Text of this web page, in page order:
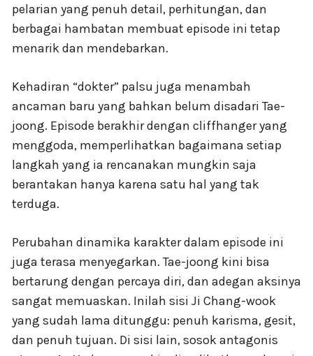
pelarian yang penuh detail, perhitungan, dan
berbagai hambatan membuat episode ini tetap
menarik dan mendebarkan.
Kehadiran “dokter” palsu juga menambah
ancaman baru yang bahkan belum disadari Tae-
joong. Episode berakhir dengan cliffhanger yang
menggoda, memperlihatkan bagaimana setiap
langkah yang ia rencanakan mungkin saja
berantakan hanya karena satu hal yang tak
terduga.
Perubahan dinamika karakter dalam episode ini
juga terasa menyegarkan. Tae-joong kini bisa
bertarung dengan percaya diri, dan adegan aksinya
sangat memuaskan. Inilah sisi Ji Chang-wook
yang sudah lama ditunggu: penuh karisma, gesit,
dan penuh tujuan. Di sisi lain, sosok antagonis